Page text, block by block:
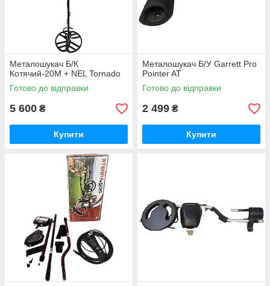
Металошукач Б/К
Котячий-20M + NEL Tornado
Готово до відправки
5 600 ₴
Купити
Металошукач Б/У Garrett Pro
Pointer AT
Готово до відправки
2 499 ₴
Купити